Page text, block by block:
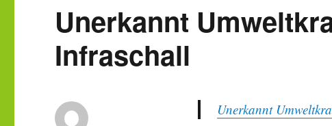
Unerkannt
Infraschall
Unerkannt